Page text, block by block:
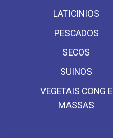
LATICINIOS
PESCADOS
SECOS
SUINOS
VEGETAIS CONG E
MASSAS